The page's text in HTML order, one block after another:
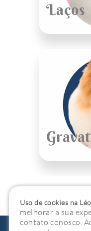
Laços
Uso de cookies na
melhorar a sua
contato conosco.